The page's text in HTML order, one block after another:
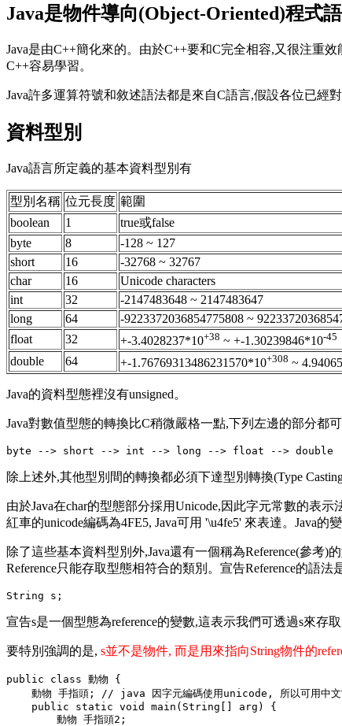
Java是物件導向(Object-Oriented)程式
Java是由C++簡化來的。由於C++要和C完全相容,又很注重
C++容易學習。
Java許多運算符號和敘述語法都是來自C語言,假設各位已經
資料型別
Java語言所定義的基本資料型別有
型別名稱 位元長度 範圍
boolean
1
true或false
byte
8
-128 ~ 127
short
16
-32768 ~ 32767
char
16
Unicode characters
int
32
-2147483648 ~ 2147483647
long
64
-9223372036854775808 ~
float
32 +-3.4028237*10+38 ~ +-1.30239846*10-45
double 64 +-1.76769313486231570*10+308 ~
Java的資料型態裡沒有unsigned。
Java對數值型態的轉換比C稍微嚴格一點,下列左邊的部分都
除上述外,其他型別間的轉換都必須下達型別轉換(Type
由於Java在char的型態部分採用Unicode,因此字元常數的表
紅車的unicode編碼為4FE5, Java可用 '\u4fe5' 來表達。Java
除了這些基本資料型別外,Java還有一個稱為Reference(參考)
Reference只能存取型態相符合的類別。宣告Reference的語法
宣告s是一個型態為reference的變數,這表示我們可透過s來存取
要特別強調的是, s並不是物件, 而是用來指向String物件的
public class 動物 {
動物 手指頭; // java 因字元編碼使用unicode, 所以可用中文
    public static void main(String[] arg) {
        動物 手指頭2;